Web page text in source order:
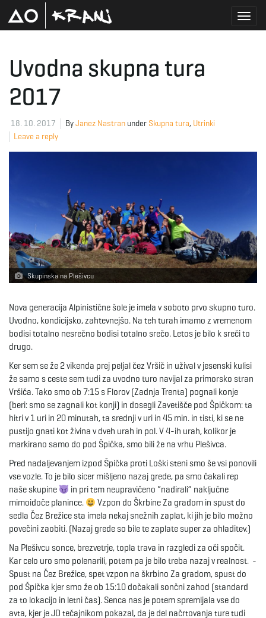
l
n
a
Uvodna skupna tura
2017
18. 10. 2017 ByJanez Nastran under Skupna tura, Utrinki
Leave a reply
Skupinska na Plešivcu
Nova generacija Alpinistične šole je imela v soboto prvo skupno turo.
Uvodno, kondicijsko, zahtevnejšo. Na teh turah imamo z vremenom
bodisi totalno nesrečno bodisi totalno srečo. Letos je bilo k sreči to
drugo.
Ker sem se že 2 vikenda prej peljal čez Vršič in užival v jesenski kulisi
že samo s ceste sem tudi za uvodno turo navijal za primorsko stran
Vršiča. Tako smo ob 7:15 s Florov (Zadnja Trenta) pognali konje
(beri: smo se zagnali kot konji) in dosegli Zavetišče pod Špičkom: ta
hitri v 1 uri in 20 minutah, ta srednji v uri in 45 min. in tisti, ki se ne
pustijo gnati kot živina v dveh urah in pol. V 4-ih urah, kolikor je
markirano samo do pod Špička, smo bili že na vrhu Plešivca.
Pred nadaljevanjem izpod Špička proti Loški steni smo še vsi ponovili
vse vozle. To je bilo sicer mišljeno nazaj grede, pa smo čakali rep
naše skupine
in pri tem neupravičeno “nadirali” naključne
mimoidoče planince.
Vzpon do Škrbine Za gradom in spust do
sedla Čez Brežice sta imela nekaj snežnih zaplat, ki jih je bilo možno
povečini zaobiti. (Nazaj grede so bile te zaplate super za ohladitev.)
Na Plešivcu sonce, brezvetrje, topla trava in razgledi za oči spočit.
Kar celo uro smo polenarili, potem pa je bilo treba nazaj v realnost. -
Spust na Čez Brežice, spet vzpon na škrbino Za gradom, spust do
pod Špička kjer smo že ob 15:10 dočakali sončni zahod (standard
za to lokacijo in letni čas). Senca nas je potem spremljala vse do
avta, kjer je JD tečajnikom pokazal, da je del načrtovanja ture tudi